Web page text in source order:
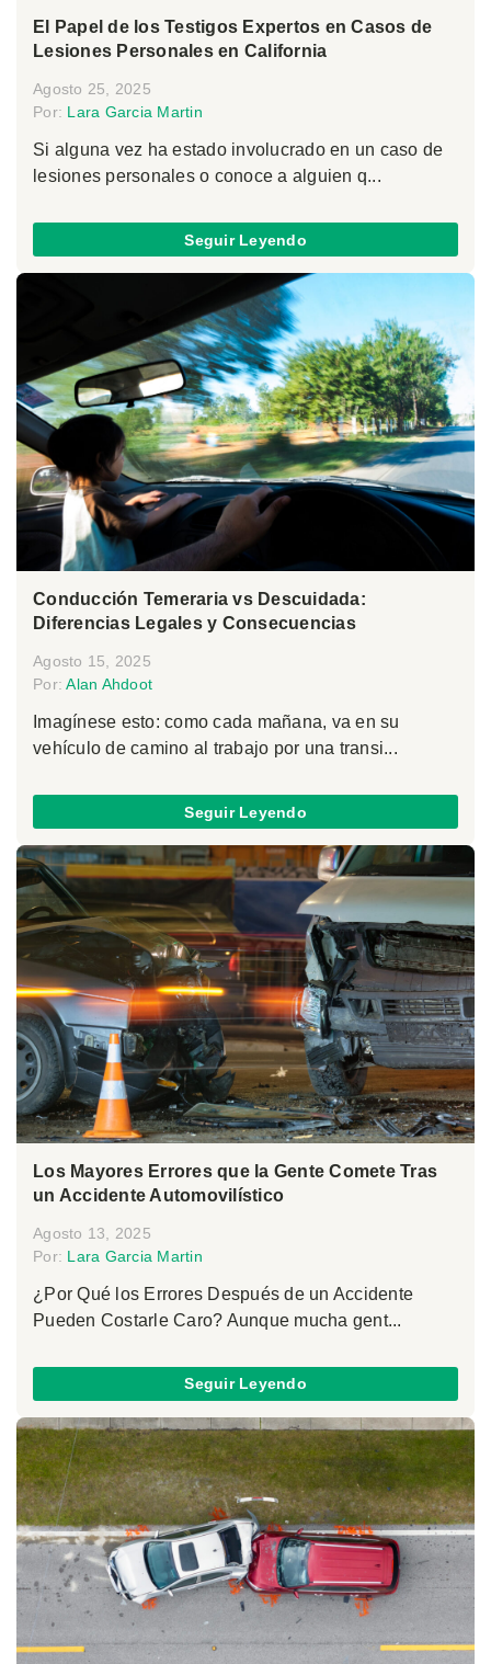
El Papel de los Testigos Expertos en Casos de
Lesiones Personales en California
Agosto 25, 2025
Por: Lara Garcia Martin
Si alguna vez ha estado involucrado en un caso de
lesiones personales o conoce a alguien q...
Seguir Leyendo
Conducción Temeraria vs Descuidada:
Diferencias Legales y Consecuencias
Agosto 15, 2025
Por:Alan Ahdoot
Imagínese esto: como cada mañana, va en su
vehículo de camino al trabajo por una transi...
Seguir Leyendo
Los Mayores Errores que la Gente Comete Tras
un Accidente Automovilístico
Agosto 13, 2025
Por: Lara Garcia Martin
¿Por Qué los Errores Después de un Accidente
Pueden Costarle Caro? Aunque mucha gent...
Seguir Leyendo